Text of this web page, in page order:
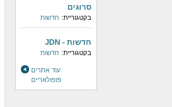
סרוגים
בקטגוריית: חדשות
חדשות - JDN
בקטגוריית: חדשות
עוד אתרים
פופולאריים